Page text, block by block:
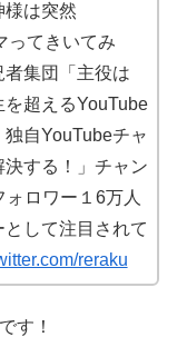
様は突然
ってきいてみ
集団「主役は
超えるYouTube
自YouTubeチャ
する！」チャン
ロワー１6万人
して注目されて
reraku
す！